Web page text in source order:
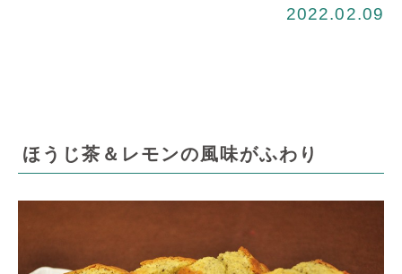
2022.02.09
ほうじ茶＆レモンの風味がふわり